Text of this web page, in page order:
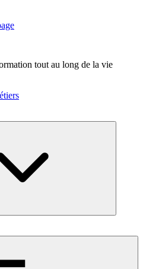
tout au long de la vie